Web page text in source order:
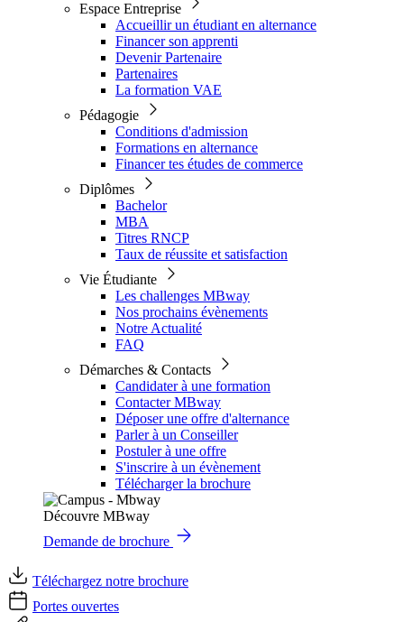
Espace Entreprise
Accueillir un étudiant en alternance
Financer son apprenti
Devenir Partenaire
Partenaires
La formation VAE
Pédagogie
Conditions d'admission
Formations en alternance
Financer tes études de commerce
Diplômes
Bachelor
MBA
Titres RNCP
Taux de réussite et satisfaction
Vie Étudiante
Les challenges MBway
Nos prochains évènements
Notre Actualité
FAQ
Démarches & Contacts
Candidater à une formation
Contacter MBway
Déposer une offre d'alternance
Parler à un Conseiller
Postuler à une offre
S'inscrire à un évènement
Télécharger la brochure
Découvre MBway
Demande de brochure
Téléchargez notre brochure
Portes ouvertes